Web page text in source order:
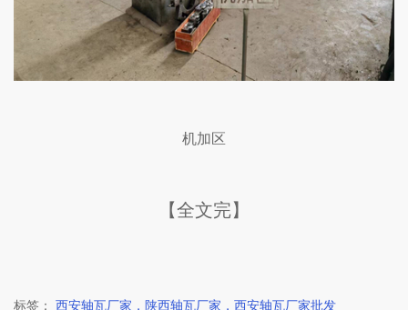
机加区
【全文完】
标签： 西安轴瓦厂家，陕西轴瓦厂家，西安轴瓦厂家批发